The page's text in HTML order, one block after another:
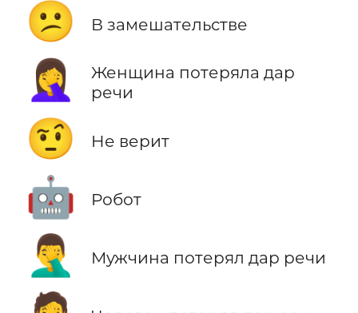
😕 В замешательстве
🤦‍♀️
Женщина потеряла дар
речи
🤨 Не верит
🤖 Робот
🤦‍♂️ Мужчина потерял дар речи